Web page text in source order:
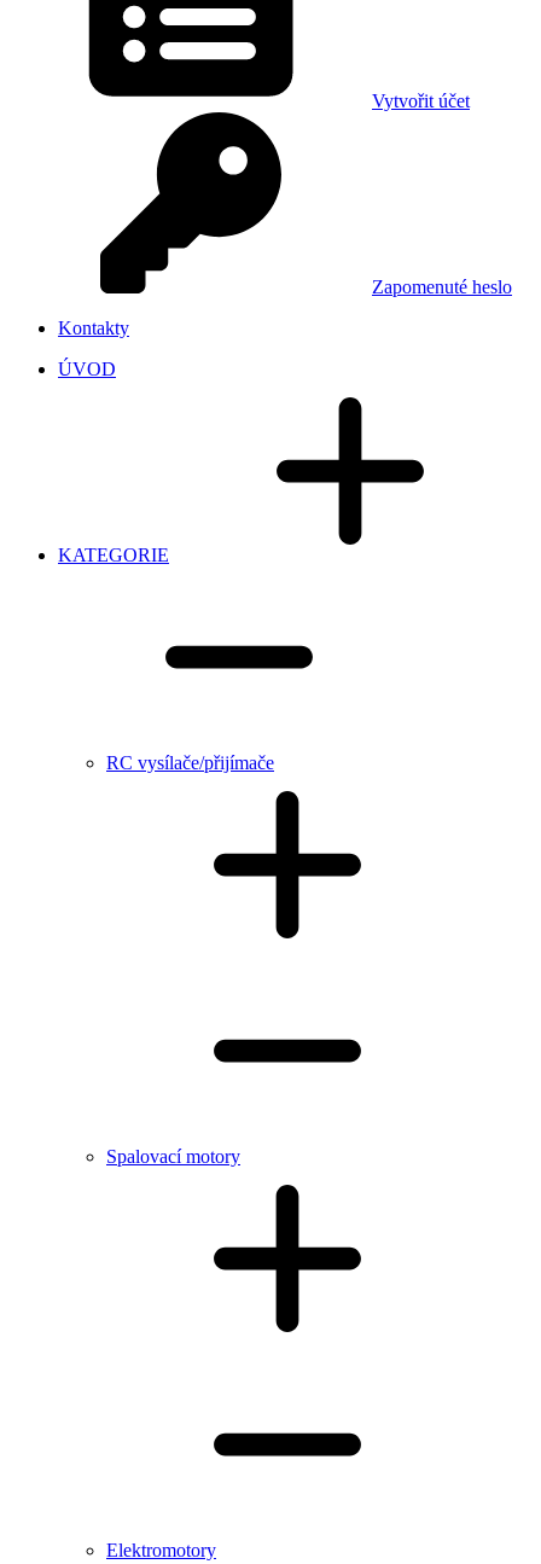
Vytvořit účet
Zapomenuté heslo
Kontakty
ÚVOD
KATEGORIE
RC vysílače/přijímače
Spalovací motory
Elektromotory